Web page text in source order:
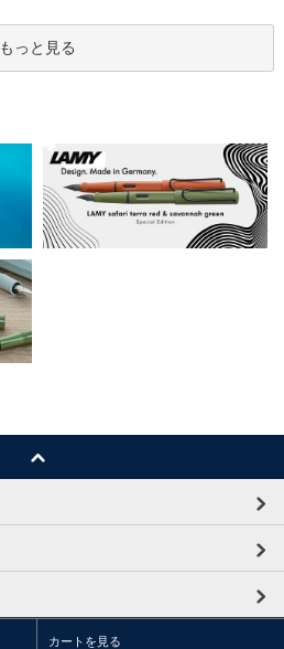
もっと見る
カートを見る